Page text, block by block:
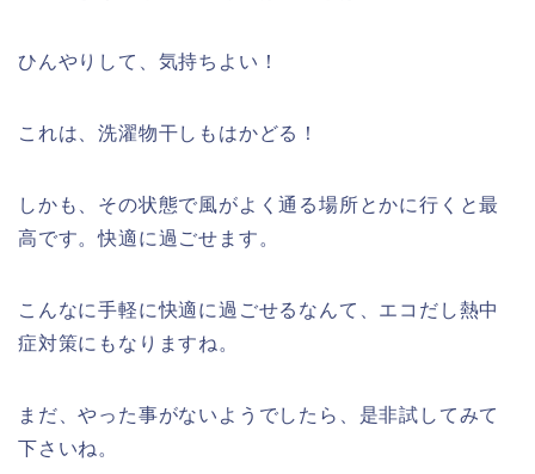
ひんやりして、気持ちよい！
これは、洗濯物干しもはかどる！
しかも、その状態で風がよく通る場所とかに行くと最
高です。快適に過ごせます。
こんなに手軽に快適に過ごせるなんて、エコだし熱中
症対策にもなりますね。
まだ、やった事がないようでしたら、是非試してみて
下さいね。